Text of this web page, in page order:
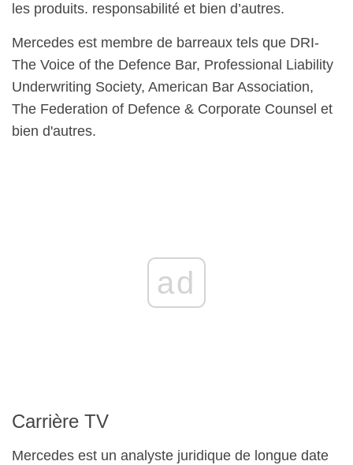
les produits. responsabilité et bien d’autres.
Mercedes est membre de barreaux tels que DRI-
The Voice of the Defence Bar, Professional Liability
Underwriting Society, American Bar Association,
The Federation of Defence & Corporate Counsel et
bien d'autres.
ad
Carrière TV
Mercedes est un analyste juridique de longue date